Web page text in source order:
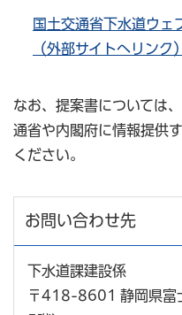
国土交通省下水道ウェ
（外部サイトへリンク）
なお、提案書については
通省や内閣府に情報提供
ください。
お問い合わせ先
下水道課建設係
〒418-8601 静岡県富